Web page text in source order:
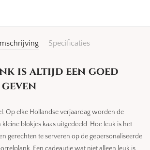
Specificaties
is altijd een goed
Op elke Hollandse verjaardag worden de
kleine blokjes kaas uitgedeeld. Hoe leuk is het
gerechten te serveren op de gepersonaliseerde